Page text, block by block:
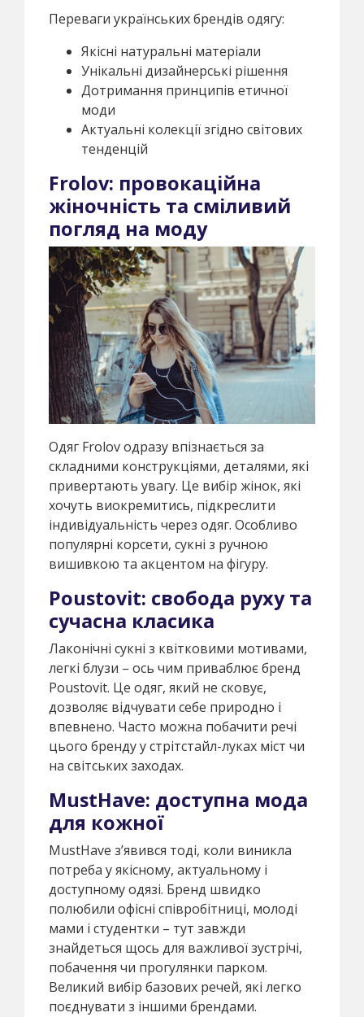
Переваги українських брендів одягу:
Якісні натуральні матеріали
Унікальні дизайнерські рішення
Дотримання принципів етичної
моди
Актуальні колекції згідно світових
тенденцій
Frolov: провокаційна
жіночність та сміливий
погляд на моду
Одяг Frolov одразу впізнається за
складними конструкціями, деталями, які
привертають увагу. Це вибір жінок, які
хочуть виокремитись, підкреслити
індивідуальність через одяг. Особливо
популярні корсети, сукні з ручною
вишивкою та акцентом на фігуру.
Poustovit: свобода руху та
сучасна класика
Лаконічні сукні з квітковими мотивами,
легкі блузи – ось чим приваблює бренд
Poustovit. Це одяг, який не сковує,
дозволяє відчувати себе природно і
впевнено. Часто можна побачити речі
цього бренду у стрітстайл-луках міст чи
на світських заходах.
MustHave: доступна мода
для кожної
MustHave з’явився тоді, коли виникла
потреба у якісному, актуальному і
доступному одязі. Бренд швидко
полюбили офісні співробітниці, молоді
мами і студентки – тут завжди
знайдеться щось для важливої зустрічі,
побачення чи прогулянки парком.
Великий вибір базових речей, які легко
поєднувати з іншими брендами.